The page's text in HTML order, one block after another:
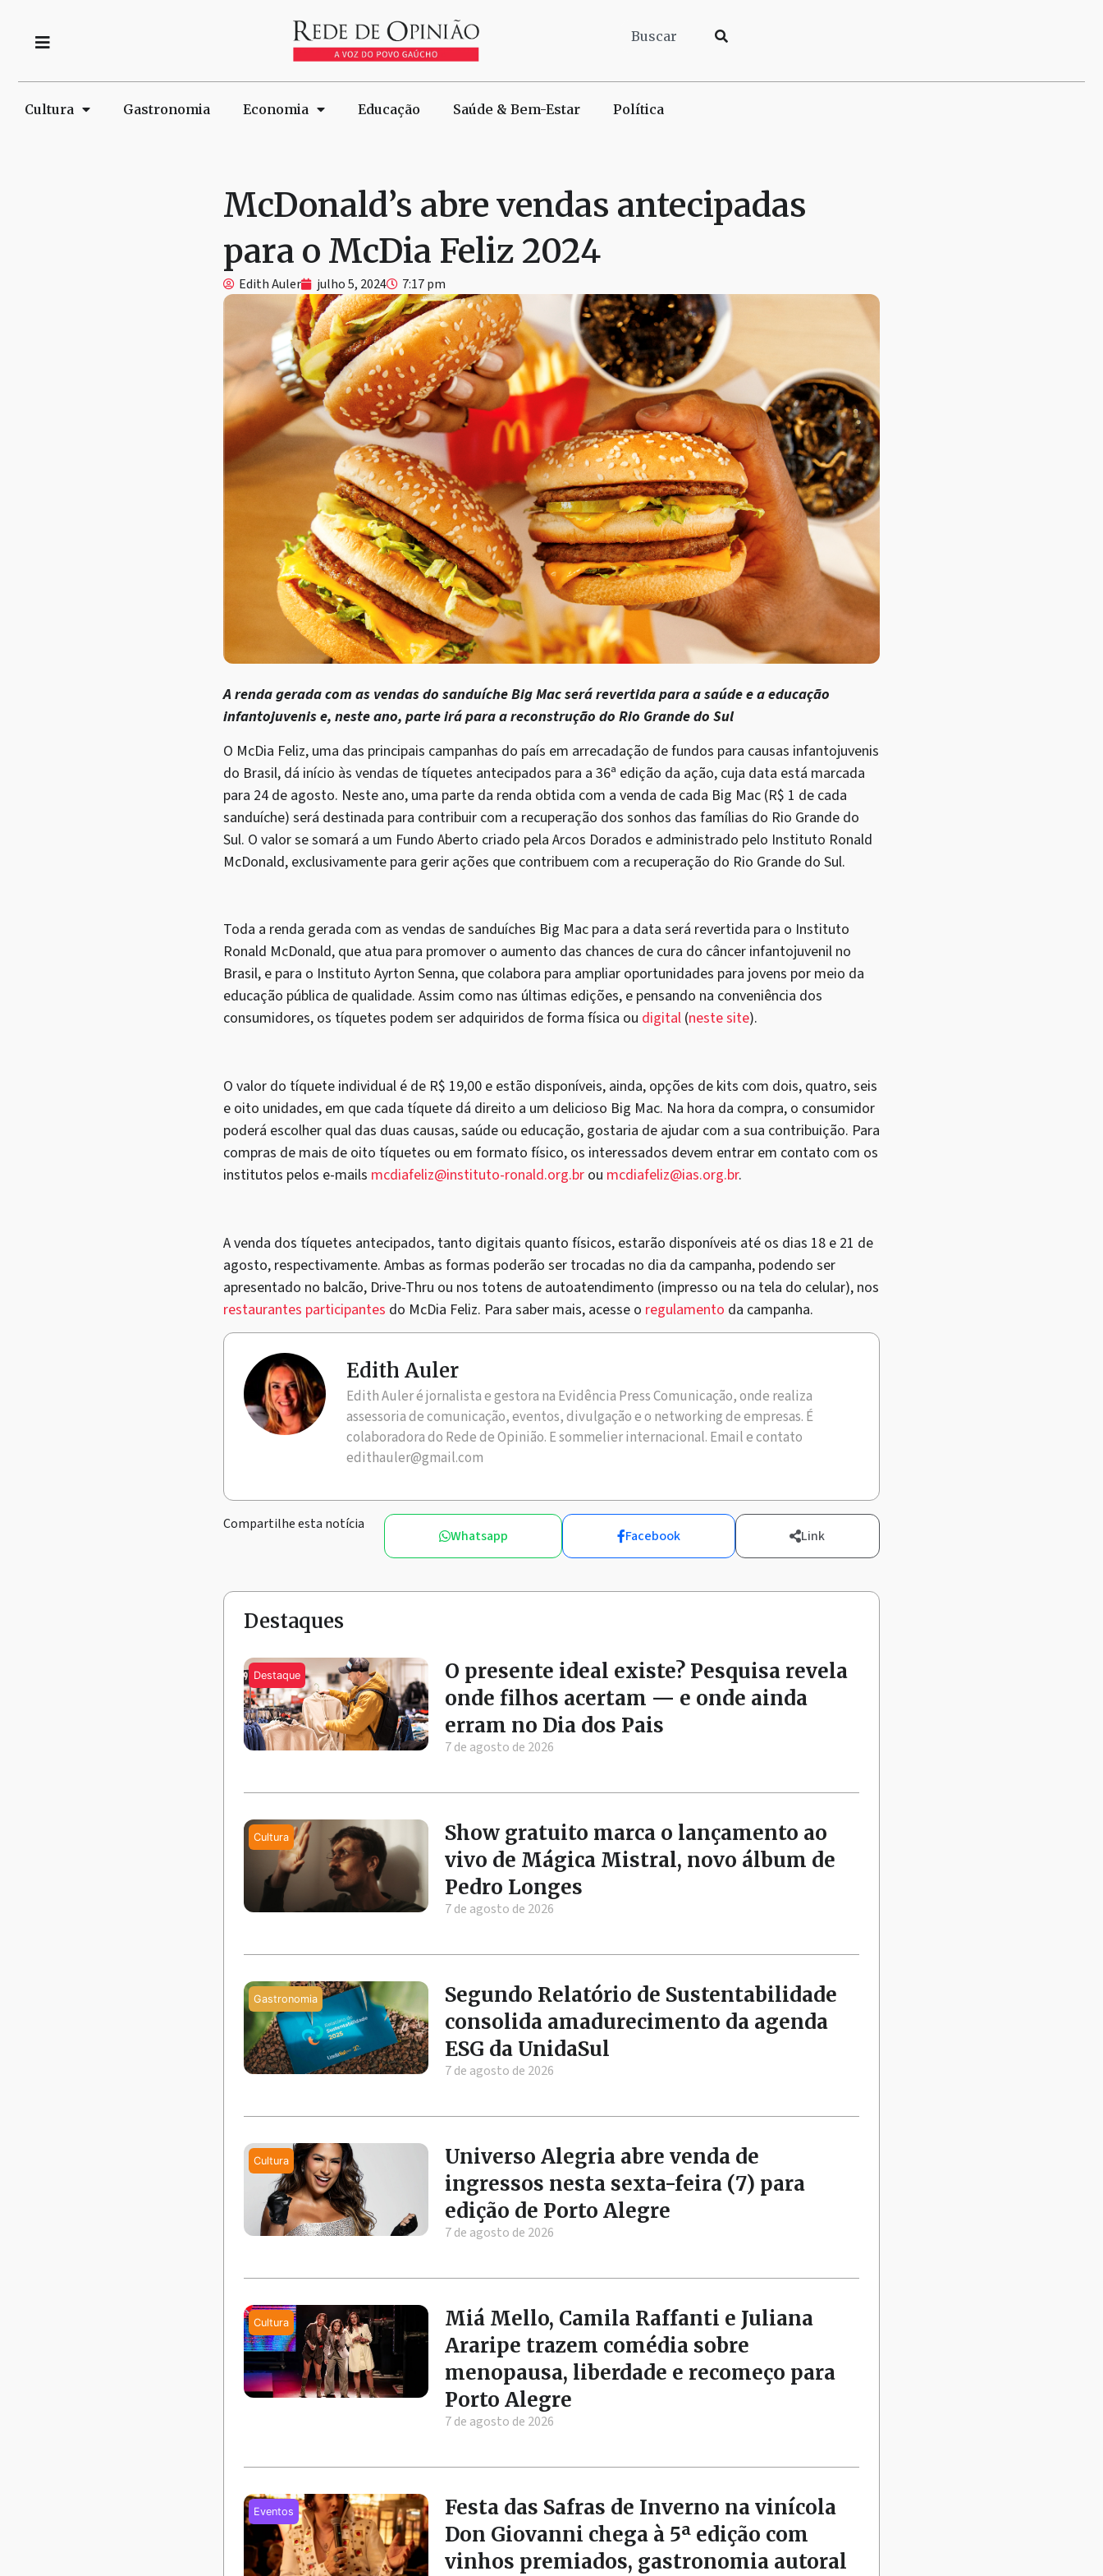
Cultura Gastronomia Economia Educação Saúde & Bem-Estar Política
McDonald’s abre vendas antecipadas
para o McDia Feliz 2024
Edith Auler julho 5, 2024 7:17 pm
A renda gerada com as vendas do sanduíche Big Mac será revertida para a saúde e a educação
infantojuvenis e, neste ano, parte irá para a reconstrução do Rio Grande do Sul
O McDia Feliz, uma das principais campanhas do país em arrecadação de fundos para causas infantojuvenis
do Brasil, dá início às vendas de tíquetes antecipados para a 36ª edição da ação, cuja data está marcada
para 24 de agosto. Neste ano, uma parte da renda obtida com a venda de cada Big Mac (R$ 1 de cada
sanduíche) será destinada para contribuir com a recuperação dos sonhos das famílias do Rio Grande do
Sul. O valor se somará a um Fundo Aberto criado pela Arcos Dorados e administrado pelo Instituto Ronald
McDonald, exclusivamente para gerir ações que contribuem com a recuperação do Rio Grande do Sul.
Toda a renda gerada com as vendas de sanduíches Big Mac para a data será revertida para o Instituto
Ronald McDonald, que atua para promover o aumento das chances de cura do câncer infantojuvenil no
Brasil, e para o Instituto Ayrton Senna, que colabora para ampliar oportunidades para jovens por meio da
educação pública de qualidade. Assim como nas últimas edições, e pensando na conveniência dos
consumidores, os tíquetes podem ser adquiridos de forma física ou digital (neste site).
O valor do tíquete individual é de R$ 19,00 e estão disponíveis, ainda, opções de kits com dois, quatro, seis
e oito unidades, em que cada tíquete dá direito a um delicioso Big Mac. Na hora da compra, o consumidor
poderá escolher qual das duas causas, saúde ou educação, gostaria de ajudar com a sua contribuição. Para
compras de mais de oito tíquetes ou em formato físico, os interessados devem entrar em contato com os
institutos pelos e-mails mcdiafeliz@instituto-ronald.org.br ou mcdiafeliz@ias.org.br.
A venda dos tíquetes antecipados, tanto digitais quanto físicos, estarão disponíveis até os dias 18 e 21 de
agosto, respectivamente. Ambas as formas poderão ser trocadas no dia da campanha, podendo ser
apresentado no balcão, Drive-Thru ou nos totens de autoatendimento (impresso ou na tela do celular), nos
restaurantes participantes do McDia Feliz. Para saber mais, acesse o regulamento da campanha.
Edith Auler
Edith Auler é jornalista e gestora na Evidência Press Comunicação, onde realiza
assessoria de comunicação, eventos, divulgação e o networking de empresas. É
colaboradora do Rede de Opinião. E sommelier internacional. Email e contato
edithauler@gmail.com
Compartilhe esta notícia
Whatsapp Facebook Link
Destaques
O presente ideal existe? Pesquisa revela
onde filhos acertam — e onde ainda
erram no Dia dos Pais
7 de agosto de 2026
Show gratuito marca o lançamento ao
vivo de Mágica Mistral, novo álbum de
Pedro Longes
7 de agosto de 2026
Segundo Relatório de Sustentabilidade
consolida amadurecimento da agenda
ESG da UnidaSul
7 de agosto de 2026
Universo Alegria abre venda de
ingressos nesta sexta-feira (7) para
edição de Porto Alegre
7 de agosto de 2026
Miá Mello, Camila Raffanti e Juliana
Araripe trazem comédia sobre
menopausa, liberdade e recomeço para
Porto Alegre
7 de agosto de 2026
Festa das Safras de Inverno na vinícola
Don Giovanni chega à 5ª edição com
vinhos premiados, gastronomia autoral